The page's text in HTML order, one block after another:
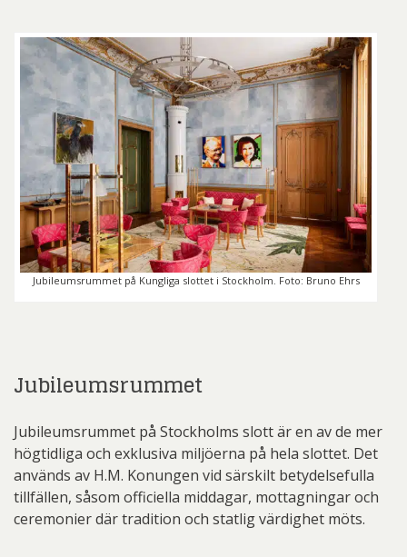
Jubileumsrummet på Kungliga slottet i Stockholm. Foto: Bruno Ehrs
Jubileumsrummet
Jubileumsrummet på Stockholms slott är en av de mer
högtidliga och exklusiva miljöerna på hela slottet. Det
används av H.M. Konungen vid särskilt betydelsefulla
tillfällen, såsom officiella middagar, mottagningar och
ceremonier där tradition och statlig värdighet möts.